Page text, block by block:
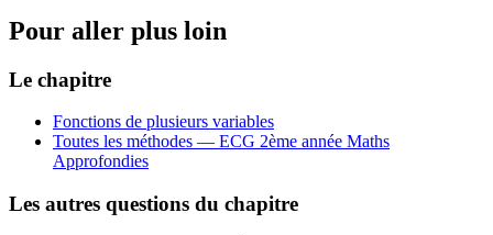
Pour aller plus loin
Le chapitre
Fonctions de plusieurs variables
Toutes les méthodes — ECG 2ème année Maths
Approfondies
Les autres questions du chapitre